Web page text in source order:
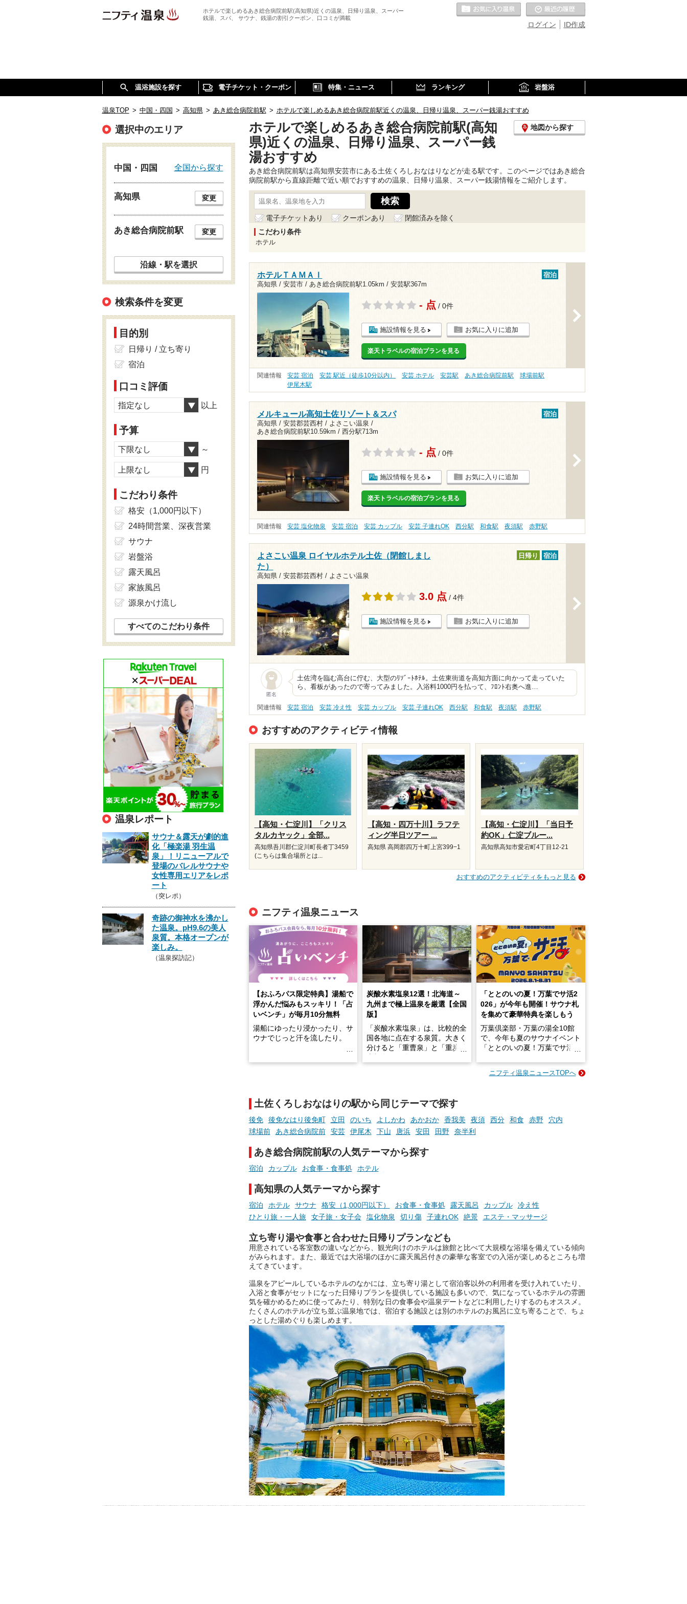
ホテルで楽しめるあき総合病院前駅(高知県)近くの温泉、日帰り温泉、スーパー
銭湯、スパ、 サウナ、銭湯の割引クーポン、口コミが満載
ID作成
ログイン
お気に入りの温泉
温浴施設を探す 電子チケット・クーポン 特集・ニュース ランキング 岩盤浴
温泉TOP > 中国・四国 > 高知県 > あき総合病院前駅 > ホテルで楽しめるあき総合病院前駅近くの温泉、日帰り温泉、スーパー銭湯おすすめ
ホテルで楽しめるあき総合病院前駅(高知
県)近くの温泉、日帰り温泉、スーパー銭
湯おすすめ
地図から探す
あき総合病院前駅は高知県安芸市にある土佐くろしおなはりなどが走る駅です。このページではあき総合
病院前駅から直線距離で近い順でおすすめの温泉、日帰り温泉、スーパー銭湯情報をご紹介します。
電子チケットあり クーポンあり
閉館済みを除く
こだわり条件
ホテル
ホテルＴＡＭＡＩ
高知県 / 安芸市 / あき総合病院前駅1.05km / 安芸駅367m
宿泊
- 点 / 0件
施設情報を見る お気に入りに追加
楽天トラベルの宿泊プランを見る
関連情報 安芸 宿泊 安芸 駅近（徒歩10分以内） 安芸 ホテル 安芸駅 あき総合病院前駅
球場前駅
伊尾木駅
メルキュール高知土佐リゾート＆スパ
高知県 / 安芸郡芸西村 / よさこい温泉 /
あき総合病院前駅10.59km / 西分駅713m
宿泊
- 点 / 0件
施設情報を見る お気に入りに追加
楽天トラベルの宿泊プランを見る
関連情報 安芸 塩化物泉 安芸 宿泊 安芸 カップル 安芸 子連れOK 西分駅 和食駅 夜須駅 赤野駅
よさこい温泉 ロイヤルホテル土佐（閉館しまし
た）
高知県 / 安芸郡芸西村 / よさこい温泉
日帰り 宿泊
3.0 点 / 4件
施設情報を見る お気に入りに追加
匿名
土佐湾を臨む高台に佇む、大型のﾘｿﾞｰﾄﾎﾃﾙ。土佐東街道を高知方面に向かって走っていた
ら、看板があったので寄ってみました。入浴料1000円を払って、ﾌﾛﾝﾄ右奥へ進…
関連情報 安芸 宿泊 安芸 冷え性 安芸 カップル 安芸 子連れOK 西分駅 和食駅 夜須駅 赤野駅
おすすめのアクティビティ情報
【高知・仁淀川】「クリス
タルカヤック」全部...
高知県吾川郡仁淀川町長者丁3459
(こちらは集合場所とは...
【高知・四万十川】ラフテ
ィング半日ツアー ...
高知県 高岡郡四万十町上宮399−1
【高知・仁淀川】「当日予
約OK」仁淀ブルー...
高知県高知市愛宕町4丁目12-21
おすすめのアクティビティをもっと見る
ニフティ温泉ニュース
【おふろパス限定特典】湯船で
浮かんだ悩みもスッキリ！「占
いベンチ」が毎月10分無料
湯船にゆったり浸かったり、サ
ウナでじっと汗を流したり。
っとした悩み」が、頭に浮かん
でくることはありませんか？
お風呂でリラックスしているか
らこそ向き合える、大切な自分
の本音。
そんな心のつぶやきを、湯あが
りの温まった心のまま相談でき
たら素敵ですよね。
ニフティ温泉の「占いベンチ」
は、そんなあなたの心のつぶや
きをプロの占い師に相談するこ
とができるサービスです。
おふろパス会員様なら、この特
別なひとときを「毎月10分無
料」でご利用いただけます。
お湯で体がほぐれたら、次は占
い師さんとお話しして、心もほ
ぐしてみませんか？
炭酸水素塩泉12選！北海道～
九州まで極上温泉を厳選【全国
版】
「炭酸水素塩泉」は、比較的全
国各地に点在する泉質。大きく
分けると「重曹泉」と「重炭酸
す。
今回は筆者自ら入浴した中か
ら、日本各地にある炭酸水素塩
日帰り入浴可能で、源泉かけ流
しと泉質の良さにこだわりつ
つ、万人におすすめしたい施設
を厳選しました。
「ととのいの夏！万葉でサ活2
026」が今年も開催！サウナ札
を集めて豪華特典を楽しもう
万葉倶楽部・万葉の湯全10館
で、今年も夏のサウナイベント
「ととのいの夏！万葉でサ活2
2026年8月1日（土）～8月31
札」を集めることで、オリジナ
ルグッズや無料券などの特典と
提供元：万葉倶楽部株式会社
のPR記事です。
ニフティ温泉ニュースTOPへ
土佐くろしおなはりの駅から同じテーマで探す
後免 後免なはり後免町 立田 のいち よしかわ あかおか 香我美 夜須 西分 和食 赤野
穴内
球場前
あき総合病院前 安芸 伊尾木 下山 唐浜 安田 田野 奈半利
あき総合病院前駅の人気テーマから探す
宿泊 カップル お食事・食事処 ホテル
高知県の人気テーマから探す
宿泊 ホテル サウナ 格安（1,000円以下） お食事・食事処 露天風呂 カップル
冷え性
ひとり旅・一人旅
女子旅・女子会 塩化物泉 切り傷 子連れOK 絶景 エステ・マッサージ
立ち寄り湯や食事と合わせた日帰りプランなども
用意されている客室数の違いなどから、観光向けのホテルは旅館と比べて大規模な浴場を備えている傾向
がみられます。また、最近では大浴場のほかに露天風呂付きの豪華な客室での入浴が楽しめるところも増
えてきています。
温泉をアピールしているホテルのなかには、立ち寄り湯として宿泊客以外の利用者を受け入れていたり、
入浴と食事がセットになった日帰りプランを提供している施設も多いので、気になっているホテルの雰囲
気を確かめるために使ってみたり、特別な日の食事会や温泉デートなどに利用したりするのもオススメ。
たくさんのホテルが立ち並ぶ温泉地では、宿泊する施設とは別のホテルのお風呂に立ち寄ることで、ちょ
っとした湯めぐりも楽しめます。
選択中のエリア
中国・四国 全国から探す
高知県 変更
あき総合病院前駅 変更
沿線・駅を選択
検索条件を変更
目的別
日帰り / 立ち寄り
宿泊
口コミ評価
指定なし 以上
予算
下限なし ～
上限なし 円
こだわり条件
格安（1,000円以下）
24時間営業、深夜営業
サウナ
岩盤浴
露天風呂
家族風呂
源泉かけ流し
すべてのこだわり条件
温泉レポート
サウナ＆露天が劇的進
化「極楽湯 羽生温
泉」！リニューアルで
登場のバレルサウナや
女性専用エリアをレポ
ート
（突レポ）
奇跡の御神水を沸かし
た温泉。pH9.6の美人
泉質。本格オープンが
楽しみ。
（温泉探訪記）